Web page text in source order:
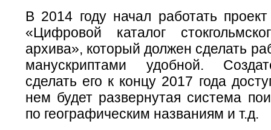
В 2014 году начал работать
«Цифровой каталог
архива», который должен сделать
манускриптами удобной.
сделать его к концу 2017 года
нем будет развернутая система
по географическим названиям и т.д.